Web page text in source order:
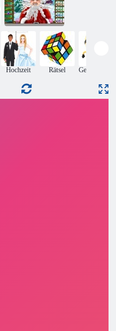
Dark Academia
Hochzeit
Santas
Echthaarschnitte
Hochzeit Rätsel